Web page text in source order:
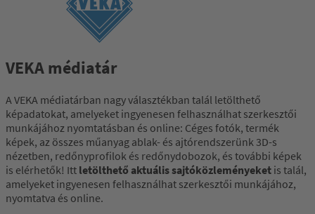
VEKA médiatár
A VEKA médiatárban nagy választékban talál letölthető
képadatokat, amelyeket ingyenesen felhasználhat szerkesztői
munkájához nyomtatásban és online: Céges fotók, termék
képek, az összes műanyag ablak- és ajtórendszerünk 3D-s
nézetben, redőnyprofilok és redőnydobozok, és további képek
is elérhetők! Itt letölthető aktuális sajtóközleményeket is talál,
amelyeket ingyenesen felhasználhat szerkesztői munkájához,
nyomtatva és online.